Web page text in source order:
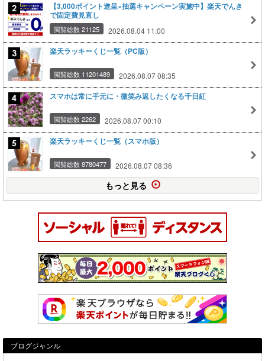
【3,000ポイント進呈×抽選キャンペーン実施中】楽天でんき
で固定費見直し
閲覧総数 21125 2026.08.04 11:00
楽天ラッキーくじ一覧（PC版）
閲覧総数 11201489 2026.08.07 08:35
スマホは常に手元に・微笑み返したくなる千日紅
閲覧総数 2262 2026.08.07 00:10
楽天ラッキーくじ一覧（スマホ版）
閲覧総数 8780477 2026.08.07 08:36
もっと見る
ブログジャンル